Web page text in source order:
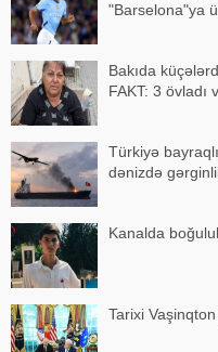
"Barselona"ya
Bakıda
FAKT: 3 övladı
Türkiyə
dənizdə
Kanalda
Tarixi